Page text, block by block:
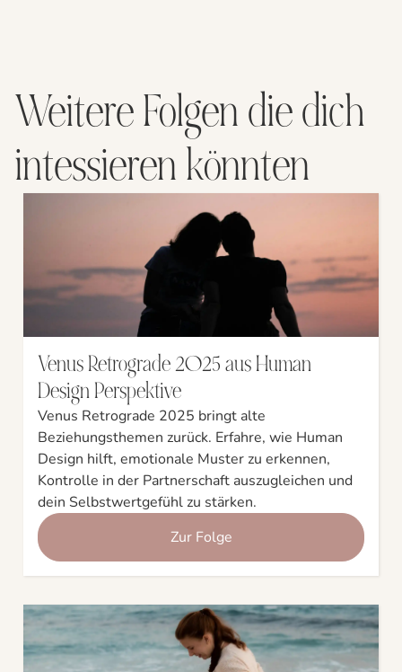
Weitere Folgen die dich
intessieren könnten
Venus Retrograde 2025 aus Human
Design Perspektive
Venus Retrograde 2025 bringt alte
Beziehungsthemen zurück. Erfahre, wie Human
Design hilft, emotionale Muster zu erkennen,
Kontrolle in der Partnerschaft auszugleichen und
dein Selbstwertgefühl zu stärken.
Zur Folge